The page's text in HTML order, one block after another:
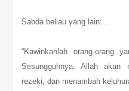
Sabda beliau yang lain: ..
“Kawinkanlah orang-orang
Sesungguhnya, Allah akan
rezeki, dan menambah